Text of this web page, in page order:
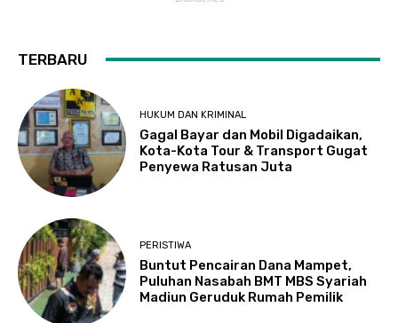
TERBARU
HUKUM DAN KRIMINAL
Gagal Bayar dan Mobil Digadaikan,
Kota-Kota Tour & Transport Gugat
Penyewa Ratusan Juta
PERISTIWA
Buntut Pencairan Dana Mampet,
Puluhan Nasabah BMT MBS Syariah
Madiun Geruduk Rumah Pemilik